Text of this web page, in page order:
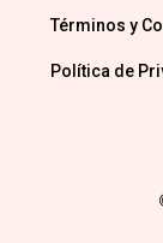
Términos y
Política de